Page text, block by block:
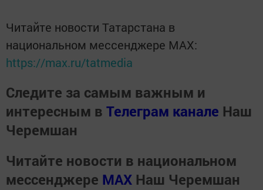
Читайте новости Татарстана в
национальном мессенджере MАХ:
https://max.ru/tatmedia
Следите за самым важным и
интересным в Телеграм канале Наш
Черемшан
Читайте новости в национальном
мессенджере MАХ Наш Черемшан